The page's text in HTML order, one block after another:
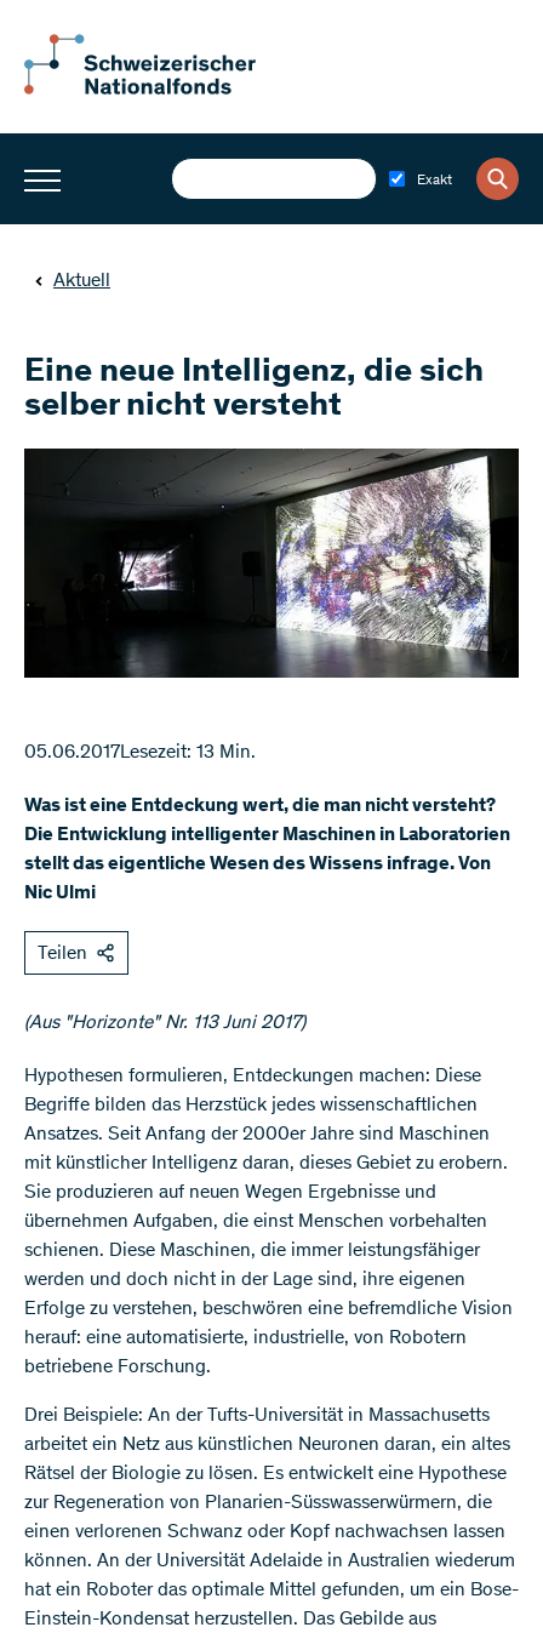
Exakt
Aktuell
Eine neue Intelligenz, die sich
selber nicht versteht
05.06.2017Lesezeit: 13 Min.
Was ist eine Entdeckung wert, die man nicht versteht?
Die Entwicklung intelligenter Maschinen in Laboratorien
stellt das eigentliche Wesen des Wissens infrage. Von
Nic Ulmi
Teilen
(Aus "Horizonte" Nr. 113 Juni 2017)
Hypothesen formulieren, Entdeckungen machen: Diese
Begriffe bilden das Herzstück jedes wissenschaftlichen
Ansatzes. Seit Anfang der 2000er Jahre sind Maschinen
mit künstlicher Intelligenz daran, dieses Gebiet zu erobern.
Sie produzieren auf neuen Wegen Ergebnisse und
übernehmen Aufgaben, die einst Menschen vorbehalten
schienen. Diese Maschinen, die immer leistungsfähiger
werden und doch nicht in der Lage sind, ihre eigenen
Erfolge zu verstehen, beschwören eine befremdliche Vision
herauf: eine automatisierte, industrielle, von Robotern
betriebene Forschung.
Drei Beispiele: An der Tufts-Universität in Massachusetts
arbeitet ein Netz aus künstlichen Neuronen daran, ein altes
Rätsel der Biologie zu lösen. Es entwickelt eine Hypothese
zur Regeneration von Planarien-Süsswasserwürmern, die
einen verlorenen Schwanz oder Kopf nachwachsen lassen
können. An der Universität Adelaide in Australien wiederum
hat ein Roboter das optimale Mittel gefunden, um ein Bose-
Einstein-Kondensat herzustellen. Das Gebilde aus